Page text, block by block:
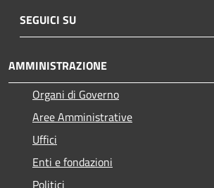
SEGUICI SU
AMMINISTRAZIONE
Organi di Governo
Aree Amministrative
Uffici
Enti e fondazioni
Politici